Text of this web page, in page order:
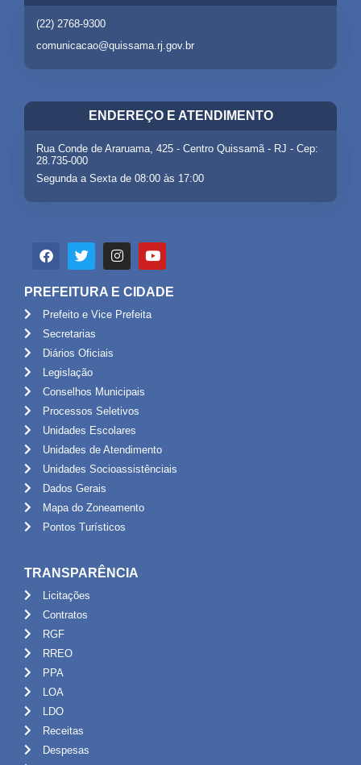
(22) 2768-9300
comunicacao@quissama.rj.gov.br
ENDEREÇO E ATENDIMENTO
Rua Conde de Araruama, 425 - Centro Quissamã - RJ - Cep:
28.735-000
Segunda a Sexta de 08:00 às 17:00
PREFEITURA E CIDADE
Prefeito e Vice Prefeita
Secretarias
Diários Oficiais
Legislação
Conselhos Municipais
Processos Seletivos
Unidades Escolares
Unidades de Atendimento
Unidades Socioassistênciais
Dados Gerais
Mapa do Zoneamento
Pontos Turísticos
TRANSPARÊNCIA
Licitações
Contratos
RGF
RREO
PPA
LOA
LDO
Receitas
Despesas